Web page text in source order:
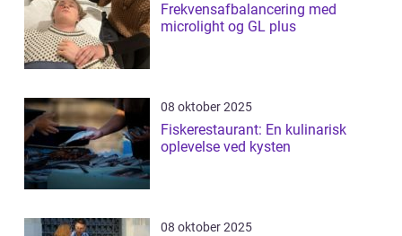
Frekvensafbalancering med
microlight og GL plus
08 oktober 2025
Fiskerestaurant: En kulinarisk
oplevelse ved kysten
08 oktober 2025